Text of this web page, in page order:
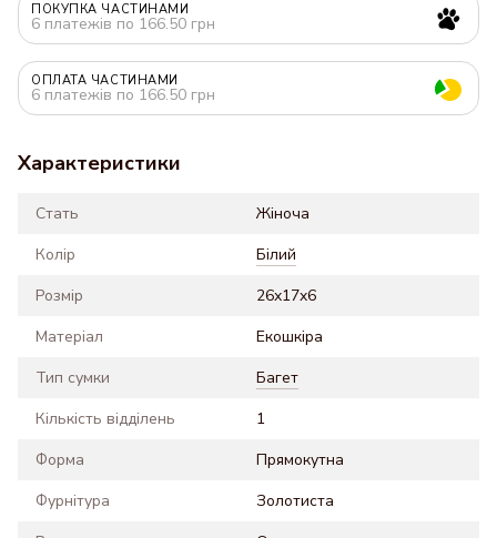
ПОКУПКА ЧАСТИНАМИ
6 платежів по 166.50 грн
ОПЛАТА ЧАСТИНАМИ
6 платежів по 166.50 грн
Характеристики
Стать
Жіноча
Колір
Білий
Розмір
26x17x6
Матеріал
Екошкіра
Тип сумки
Багет
Кількість відділень
1
Форма
Прямокутна
Фурнітура
Золотиста